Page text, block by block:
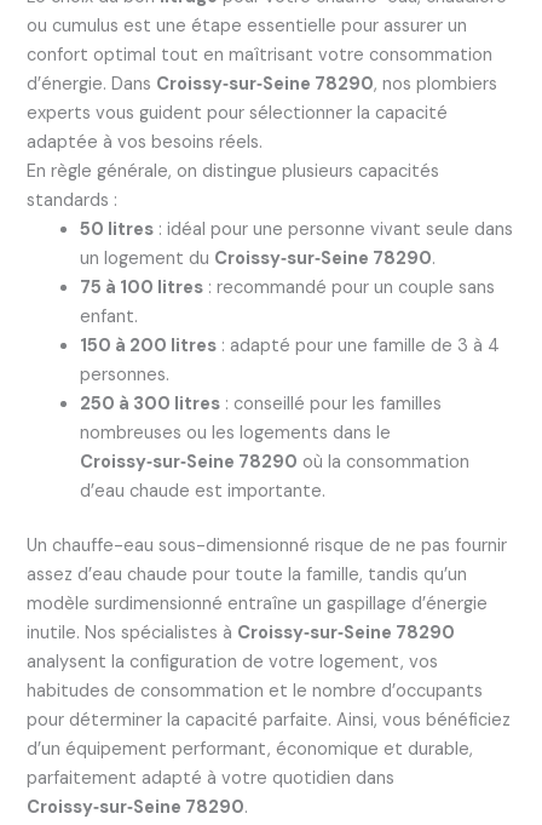
ou cumulus est une étape essentielle pour assurer un
confort optimal tout en maîtrisant votre consommation
d’énergie. Dans Croissy‑sur‑Seine 78290, nos plombiers
experts vous guident pour sélectionner la capacité
adaptée à vos besoins réels.
En règle générale, on distingue plusieurs capacités
standards :
50 litres: idéal pour une personne vivant seule dans
un logement du Croissy‑sur‑Seine 78290.
75 à 100 litres: recommandé pour un couple sans
enfant.
150 à 200 litres: adapté pour une famille de 3 à 4
personnes.
250 à 300 litres: conseillé pour les familles
nombreuses ou les logements dans le
Croissy‑sur‑Seine 78290 où la consommation
d’eau chaude est importante.
Un chauffe-eau sous-dimensionné risque de ne pas fournir
assez d’eau chaude pour toute la famille, tandis qu’un
modèle surdimensionné entraîne un gaspillage d’énergie
inutile. Nos spécialistes à Croissy‑sur‑Seine 78290
analysent la configuration de votre logement, vos
habitudes de consommation et le nombre d’occupants
pour déterminer la capacité parfaite. Ainsi, vous bénéficiez
d’un équipement performant, économique et durable,
parfaitement adapté à votre quotidien dans
Croissy‑sur‑Seine 78290.